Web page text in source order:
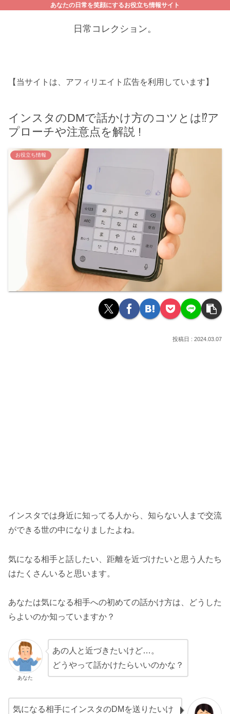
あなたの日常を笑顔にするお役立ち情報サイト
日常コレクション。
【当サイトは、アフィリエイト広告を利用しています】
インスタのDMで話かけ方のコツとは⁉ア
プローチや注意点を解説 !
お役立ち情報
2024.03.07
インスタでは身近に知ってる人から、知らない人まで交流
ができる世の中になりましたよね。
気になる相手と話したい、距離を近づけたいと思う人たち
はたくさんいると思います。
あなたは気になる相手への初めての話かけ方は、どうした
らよいのか知っていますか？
あなた
あの人と近づきたいけど…。
どうやって話かけたらいいのかな？
気になる相手にインスタのDMを送りたいけ